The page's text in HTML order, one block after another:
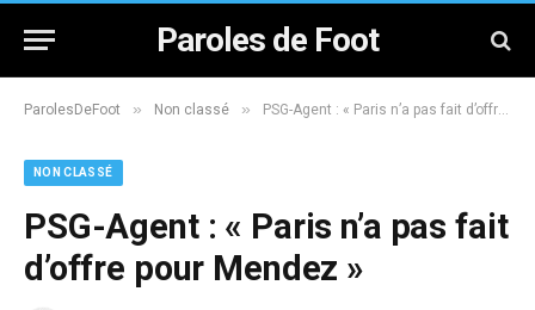
Paroles de Foot
ParolesDeFoot » Non classé » PSG-Agent : « Paris n’a pas fait d’offre pour Mendez »
NON CLASSÉ
PSG-Agent : « Paris n’a pas fait
d’offre pour Mendez »